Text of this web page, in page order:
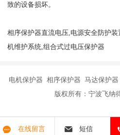
致的设备损坏。
相序保护器直流电压,电源安全防护
机维护系统,组合式过电压保护器
电机保护器 相序保护器 马达保护
版权所有：宁波飞纳
在线留言 短信